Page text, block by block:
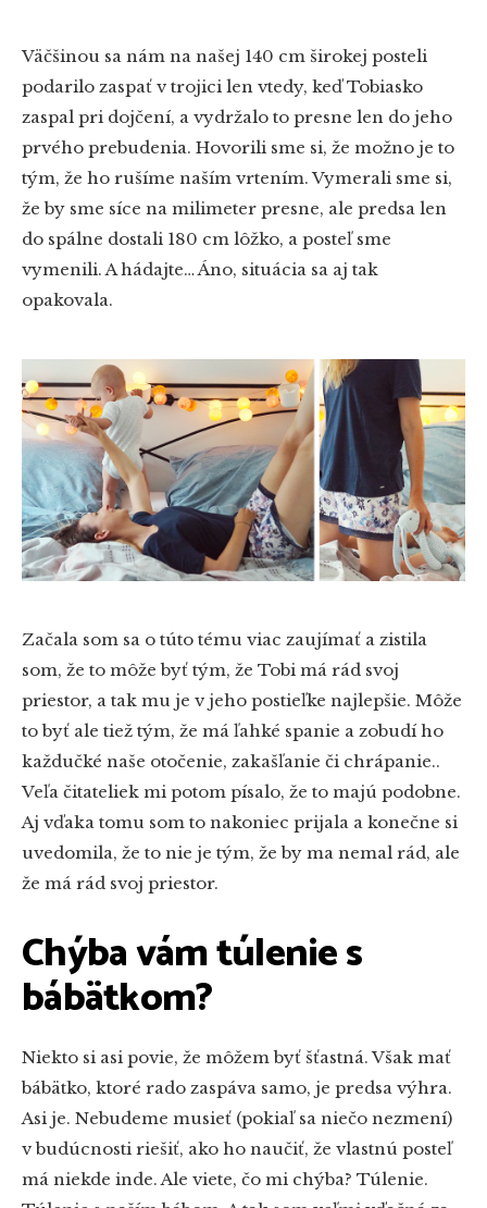
Väčšinou sa nám na našej 140 cm širokej posteli
podarilo zaspať v trojici len vtedy, keď Tobiasko
zaspal pri dojčení, a vydržalo to presne len do jeho
prvého prebudenia. Hovorili sme si, že možno je to
tým, že ho rušíme naším vrtením. Vymerali sme si,
že by sme síce na milimeter presne, ale predsa len
do spálne dostali 180 cm lôžko, a posteľ sme
vymenili. A hádajte… Áno, situácia sa aj tak
opakovala.
Začala som sa o túto tému viac zaujímať a zistila
som, že to môže byť tým, že Tobi má rád svoj
priestor, a tak mu je v jeho postieľke najlepšie. Môže
to byť ale tiež tým, že má ľahké spanie a zobudí ho
každučké naše otočenie, zakašľanie či chrápanie..
Veľa čitateliek mi potom písalo, že to majú podobne.
Aj vďaka tomu som to nakoniec prijala a konečne si
uvedomila, že to nie je tým, že by ma nemal rád, ale
že má rád svoj priestor.
Chýba vám túlenie s
bábätkom?
Niekto si asi povie, že môžem byť šťastná. Však mať
bábätko, ktoré rado zaspáva samo, je predsa výhra.
Asi je. Nebudeme musieť (pokiaľ sa niečo nezmení)
v budúcnosti riešiť, ako ho naučiť, že vlastnú posteľ
má niekde inde. Ale viete, čo mi chýba? Túlenie.